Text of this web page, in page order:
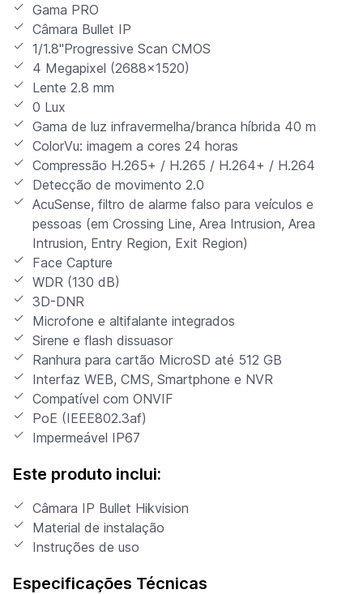
Gama PRO
Câmara Bullet IP
1/1.8"Progressive Scan CMOS
4 Megapixel (2688x1520)
Lente 2.8 mm
0 Lux
Gama de luz infravermelha/branca híbrida 40 m
ColorVu: imagem a cores 24 horas
Compressão H.265+ / H.265 / H.264+ / H.264
Detecção de movimento 2.0
AcuSense, filtro de alarme falso para veículos e
pessoas (em Crossing Line, Area Intrusion, Area
Intrusion, Entry Region, Exit Region)
Face Capture
WDR (130 dB)
3D-DNR
Microfone e altifalante integrados
Sirene e flash dissuasor
Ranhura para cartão MicroSD até 512 GB
Interfaz WEB, CMS, Smartphone e NVR
Compatível com ONVIF
PoE (IEEE802.3af)
Impermeável IP67
Este produto inclui:
Câmara IP Bullet Hikvision
Material de instalação
Instruções de uso
Especificações Técnicas